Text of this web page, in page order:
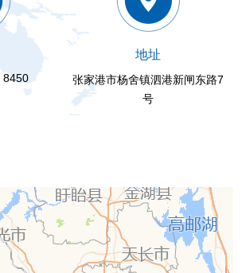
8450
地址
张家港市杨舍镇泗港新闸东路7
号